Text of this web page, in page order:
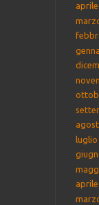
luglio